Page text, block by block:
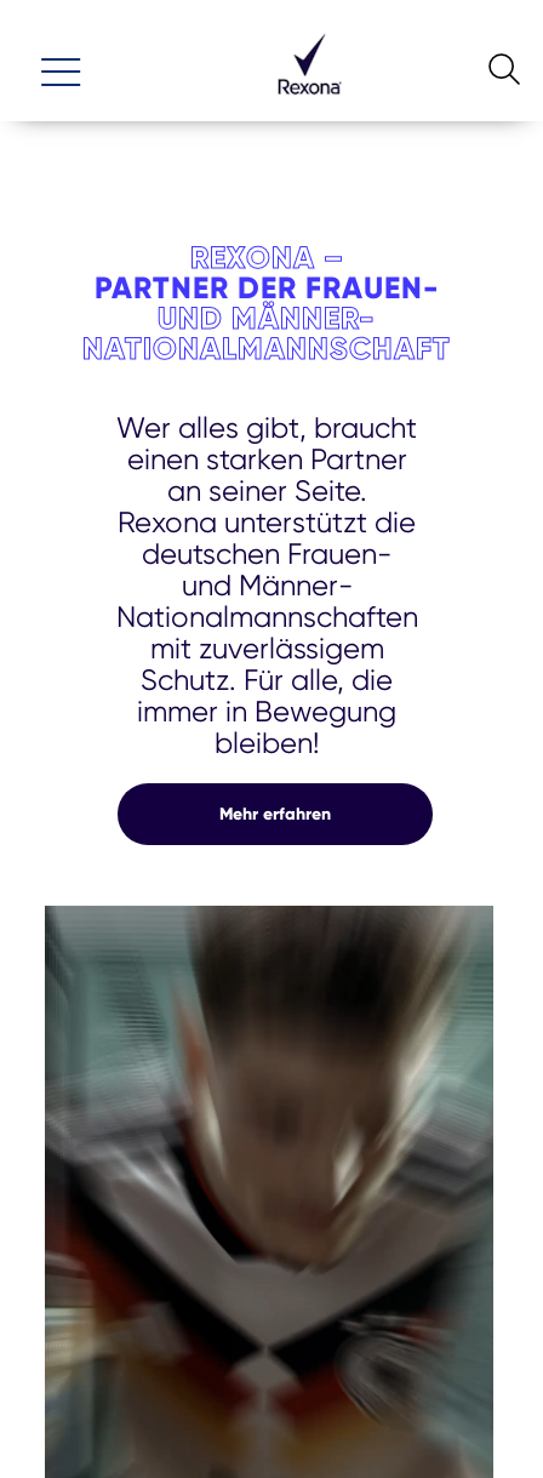
REXONA –
PARTNER DER FRAUEN-
UND MÄNNER-
NATIONALMANNSCHAFT
Wer alles gibt, braucht
einen starken Partner
an seiner Seite.
Rexona unterstützt die
deutschen Frauen-
und Männer-
Nationalmannschaften
mit zuverlässigem
Schutz. Für alle, die
immer in Bewegung
bleiben!
Mehr erfahren